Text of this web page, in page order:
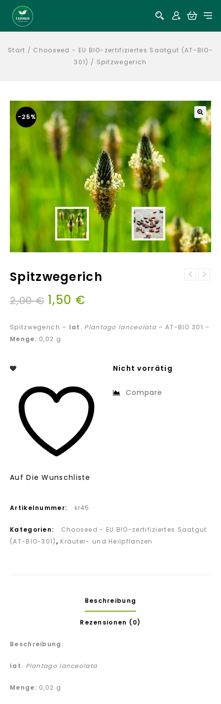
Start / Chooseed - EU BIO-zertifiziertes Saatgut (AT-BIO-
301) / Spitzwegerich
🔍
-25%
Spitzwegerich
2,00€ 1,50 €
Spitzwegerich – lat. Plantago lanceolata – AT-BIO 301 –
Menge: 0,02 g
Nicht vorrätig
Auf Die Wunschliste
Compare
Artikelnummer: kr45
Kategorien:
Chooseed - EU BIO-zertifiziertes Saatgut
(AT-BIO-301), Kräuter- und Heilpflanzen
Beschreibung
Rezensionen (0)
Beschreibung:
lat. Plantago lanceolata
Menge: 0,02 g